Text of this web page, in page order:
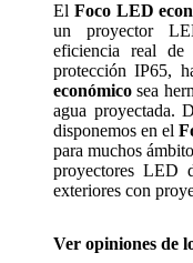
El Foco LED
un proyector
eficiencia real
protección IP65,
económico sea
agua proyectada.
disponemos en el
para muchos
proyectores LED
exteriores con
Ver opiniones de